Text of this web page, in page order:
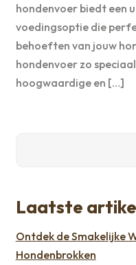
hondenvoer biedt een
voedingsoptie die
behoeften van jouw
hondenvoer zo
hoogwaardige en […]
Laatste
Ontdek de Smakelijke
Hondenbrokken